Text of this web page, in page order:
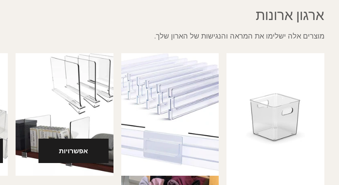
ארגון ארונות
מוצרים אלה ישלימו את המראה והנגישות של הארון שלך.
אפשרויות